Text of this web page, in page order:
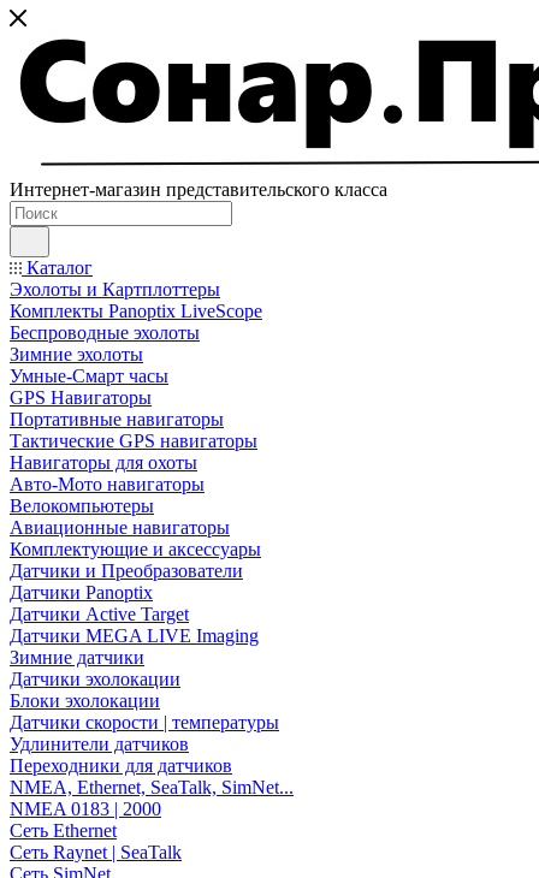
Интернет-магазин представительского класса
Каталог
Эхолоты и Картплоттеры
Комплекты Panoptix LiveScope
Беспроводные эхолоты
Зимние эхолоты
Умные-Смарт часы
GPS Навигаторы
Портативные навигаторы
Тактические GPS навигаторы
Навигаторы для охоты
Авто-Мото навигаторы
Велокомпьютеры
Авиационные навигаторы
Комплектующие и аксессуары
Датчики и Преобразователи
Датчики Panoptix
Датчики Active Target
Датчики MEGA LIVE Imaging
Зимние датчики
Датчики эхолокации
Блоки эхолокации
Датчики скорости | температуры
Удлинители датчиков
Переходники для датчиков
NMEA, Ethernet, SeaTalk, SimNet...
NMEA 0183 | 2000
Сеть Ethernet
Сеть Raynet | SeaTalk
Сеть SimNet